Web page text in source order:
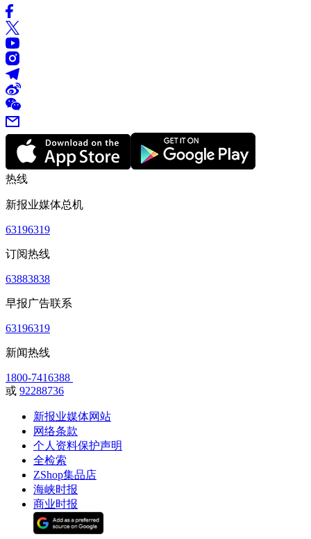
热线
新报业媒体总机
63196319
订阅热线
63883838
早报广告联系
63196319
新闻热线
1800-7416388
或 92288736
新报业媒体网站
网络条款
个人资料保护声明
全检索
ZShop集品店
海峡时报
商业时报